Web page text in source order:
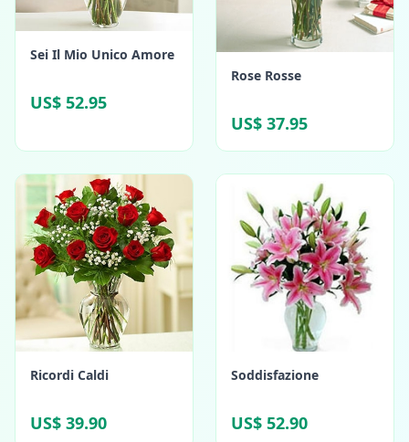
Sei Il Mio Unico Amore
US$ 52.95
Rose Rosse
US$ 37.95
Ricordi Caldi
US$ 39.90
Soddisfazione
US$ 52.90